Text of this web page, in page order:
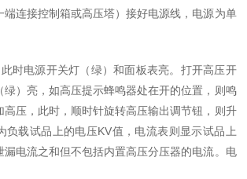
端连接控制箱或高压塔）接好电源线，电源为单
时电源开关灯（绿）和面板表亮。打开高压开
绿）亮，如高压提示蜂鸣器处在开的位置，则鸣
高压，此时，顺时针旋转高压输出调节钮，则升
负载试品上的电压KV值，电流表则显示试品上
漏电流之和但不包括内置高压分压器的电流。电